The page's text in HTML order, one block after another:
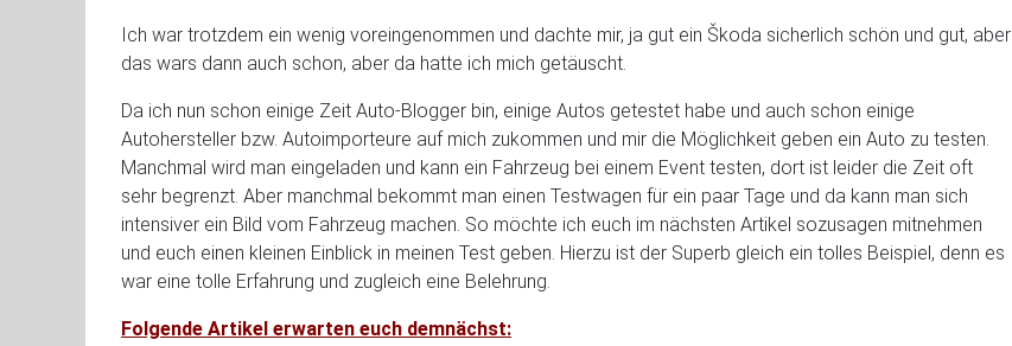
Ich war trotzdem ein wenig voreingenommen und dachte mir, ja gut ein Škoda sicherlich schön und gut, aber
das wars dann auch schon, aber da hatte ich mich getäuscht.
Da ich nun schon einige Zeit Auto-Blogger bin, einige Autos getestet habe und auch schon einige
Autohersteller bzw. Autoimporteure auf mich zukommen und mir die Möglichkeit geben ein Auto zu testen.
Manchmal wird man eingeladen und kann ein Fahrzeug bei einem Event testen, dort ist leider die Zeit oft
sehr begrenzt. Aber manchmal bekommt man einen Testwagen für ein paar Tage und da kann man sich
intensiver ein Bild vom Fahrzeug machen. So möchte ich euch im nächsten Artikel sozusagen mitnehmen
und euch einen kleinen Einblick in meinen Test geben. Hierzu ist der Superb gleich ein tolles Beispiel, denn es
war eine tolle Erfahrung und zugleich eine Belehrung.
Folgende Artikel erwarten euch demnächst: